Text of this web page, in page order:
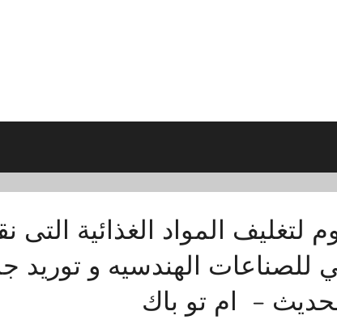
لتغليف المواد الغذائية التى
الهندسيه و توريد
– ام تو باك